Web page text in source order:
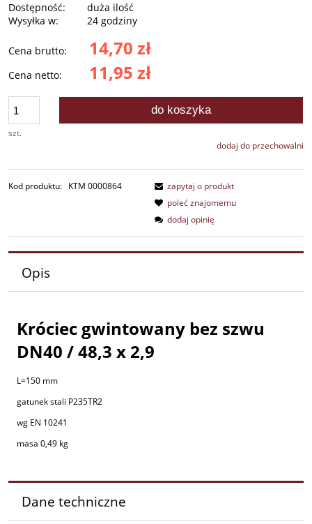
Dostępność:
duża ilość
Wysyłka w:
24 godziny
Cena brutto: 14,70 zł
Cena netto: 11,95 zł
szt.
do koszyka
dodaj do przechowalni
Kod produktu: KTM 0000864
zapytaj o produkt
poleć znajomemu
dodaj opinię
Opis
Króciec gwintowany bez szwu
DN40 / 48,3 x 2,9
L=150 mm
gatunek stali P235TR2
wg EN 10241
masa 0,49 kg
Dane techniczne